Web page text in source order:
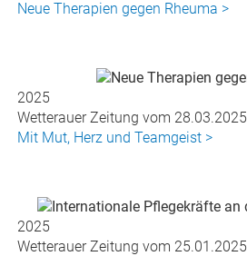
Neue Therapien gegen Rheuma >
2025
Wetterauer Zeitung vom 28.03.2025
Mit Mut, Herz und Teamgeist >
2025
Wetterauer Zeitung vom 25.01.2025